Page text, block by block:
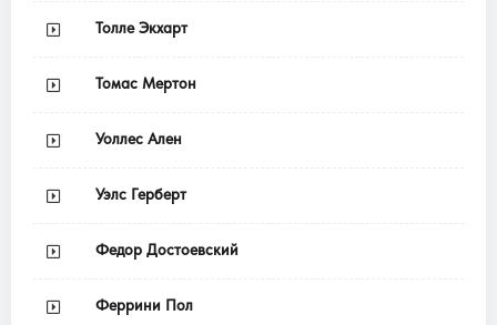
Толле Экхарт
Томас Мертон
Уоллес Ален
Уэлс Герберт
Федор Достоевский
Феррини Пол